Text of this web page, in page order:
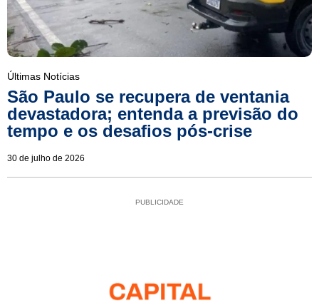
Últimas Notícias
São Paulo se recupera de ventania
devastadora; entenda a previsão do
tempo e os desafios pós-crise
30 de julho de 2026
PUBLICIDADE